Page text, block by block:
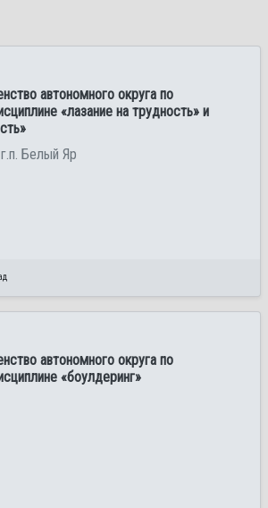
автономного округа по
«лазание на трудность» и
Белый Яр
автономного округа по
«боулдеринг»